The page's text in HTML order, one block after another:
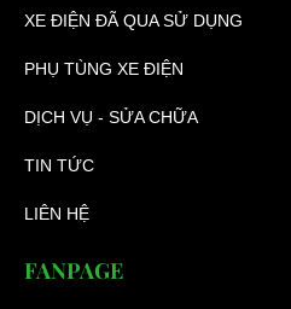
XE ĐIỆN ĐÃ QUA SỬ DỤNG
PHỤ TÙNG XE ĐIỆN
DỊCH VỤ - SỬA CHỮA
TIN TỨC
LIÊN HỆ
FANPAGE